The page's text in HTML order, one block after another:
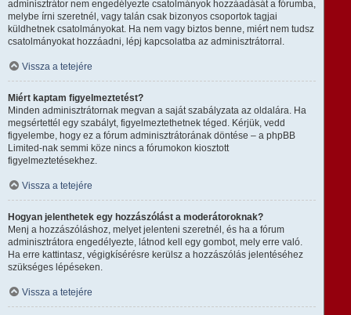
adminisztrátor nem engedélyezte csatolmányok hozzáadását a fórumba,
melybe írni szeretnél, vagy talán csak bizonyos csoportok tagjai
küldhetnek csatolmányokat. Ha nem vagy biztos benne, miért nem tudsz
csatolmányokat hozzáadni, lépj kapcsolatba az adminisztrátorral.
Vissza a tetejére
Miért kaptam figyelmeztetést?
Minden adminisztrátornak megvan a saját szabályzata az oldalára. Ha
megsértettél egy szabályt, figyelmeztethetnek téged. Kérjük, vedd
figyelembe, hogy ez a fórum adminisztrátorának döntése – a phpBB
Limited-nak semmi köze nincs a fórumokon kiosztott
figyelmeztetésekhez.
Vissza a tetejére
Hogyan jelenthetek egy hozzászólást a moderátoroknak?
Menj a hozzászóláshoz, melyet jelenteni szeretnél, és ha a fórum
adminisztrátora engedélyezte, látnod kell egy gombot, mely erre való.
Ha erre kattintasz, végigkísérésre kerülsz a hozzászólás jelentéséhez
szükséges lépéseken.
Vissza a tetejére